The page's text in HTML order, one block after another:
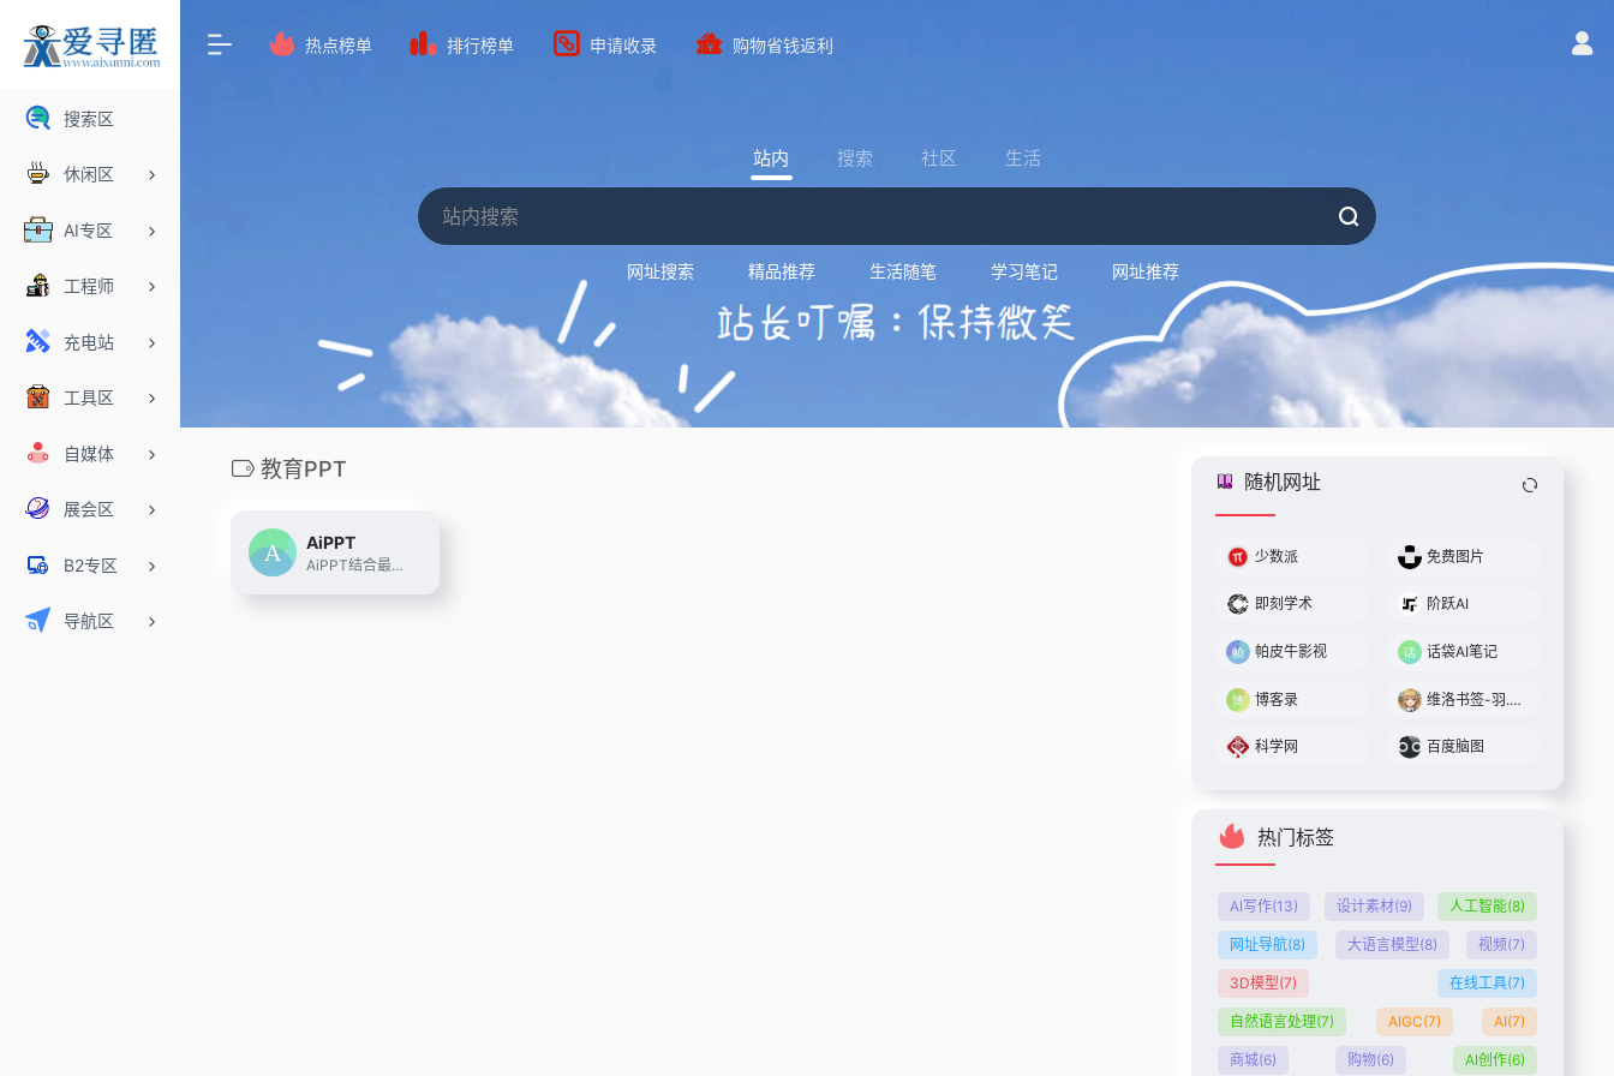
搜索区
休闲区
AI专区
工程师
充电站
工具区
自媒体
展会区
B2专区
导航区
热点榜单 排行榜单 申请收录 购物省钱返利
站内 搜索 社区 生活
网址搜索 精品推荐 生活随笔 学习笔记 网址推荐
教育PPT
AiPPT
AiPPT结合最新AI技术，为用户提供一键生成高质量PPT的解决方案。无论是职场展示、教育课件还是销售报告，AiPPT均能快速生成符合需求的专业PPT，简化设计流程，提升工作效率。
随机网址
少数派 免费图片
即刻学术 阶跃AI
帕皮牛影视 话袋AI笔记
博客录 维洛书签-羽.cn
科学网 百度脑图
热门标签
AI写作(13) 设计素材(9) 人工智能(8)
网址导航(8) 大语言模型(8) 视频(7)
3D模型(7) 在线工具(7)
自然语言处理(7) AIGC(7) AI(7)
商城(6) 购物(6) AI创作(6)